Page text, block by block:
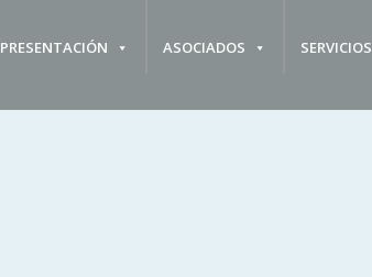
PRESENTACIÓN ASOCIADOS SERVICIOS